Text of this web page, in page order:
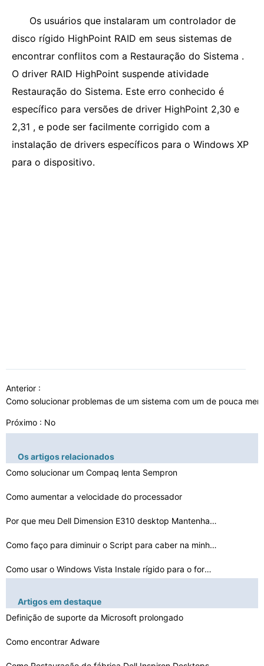
Os usuários que instalaram um controlador de
disco rígido HighPoint RAID em seus sistemas de
encontrar conflitos com a Restauração do Sistema .
O driver RAID HighPoint suspende atividade
Restauração do Sistema. Este erro conhecido é
específico para versões de driver HighPoint 2,30 e
2,31 , e pode ser facilmente corrigido com a
instalação de drivers específicos para o Windows XP
para o dispositivo.
Anterior :
Como solucionar problemas de um sistema com um de pouca
Próximo : No
Os artigos relacionados
Como solucionar um Compaq lenta Sempron
Como aumentar a velocidade do processador
Por que meu Dell Dimension E310 desktop Mantenha travan…
Como faço para diminuir o Script para caber na minha t…
Como usar o Windows Vista Instale rígido para o format…
Posso colocar fotos em discos e transferi-
Artigos em destaque
Definição de suporte da Microsoft prolongado
Como encontrar Adware